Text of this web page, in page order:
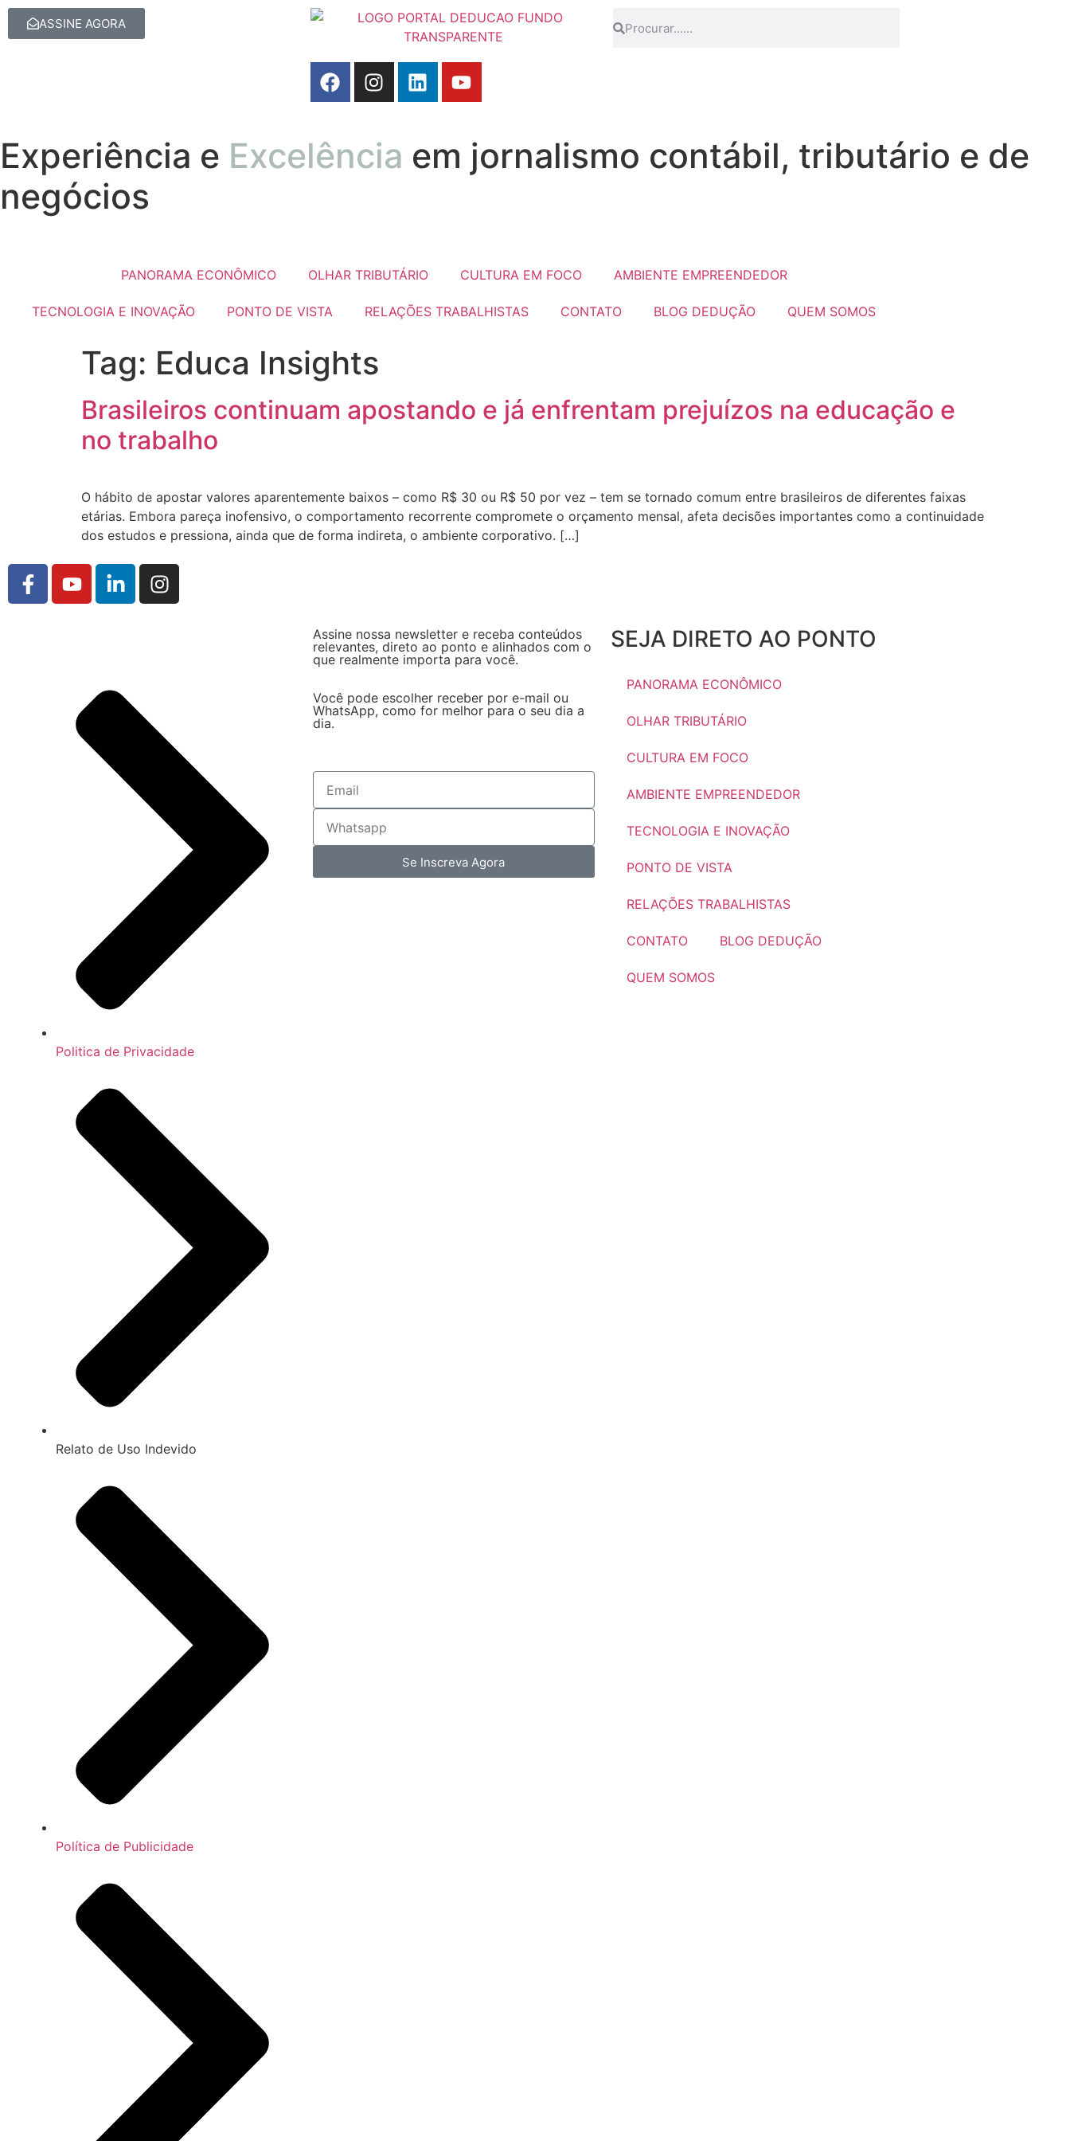
ASSINE AGORA
Experiência e Excelência em jornalismo contábil, tributário e de
negócios
PANORAMA ECONÔMICO OLHAR TRIBUTÁRIO CULTURA EM FOCO AMBIENTE EMPREENDEDOR
TECNOLOGIA E INOVAÇÃO PONTO DE VISTA RELAÇÕES TRABALHISTAS CONTATO BLOG DEDUÇÃO QUEM SOMOS
Tag: Educa Insights
Brasileiros continuam apostando e já enfrentam prejuízos na educação e
no trabalho
O hábito de apostar valores aparentemente baixos – como R$ 30 ou R$ 50 por vez – tem se tornado comum entre brasileiros de diferentes faixas
etárias. Embora pareça inofensivo, o comportamento recorrente compromete o orçamento mensal, afeta decisões importantes como a continuidade
dos estudos e pressiona, ainda que de forma indireta, o ambiente corporativo. […]
Politica de Privacidade
Relato de Uso Indevido
Política de Publicidade
Assine nossa newsletter e receba conteúdos
relevantes, direto ao ponto e alinhados com o
que realmente importa para você.
Você pode escolher receber por e-mail ou
WhatsApp, como for melhor para o seu dia a
dia.
Se Inscreva Agora
SEJA DIRETO AO PONTO
PANORAMA ECONÔMICO
OLHAR TRIBUTÁRIO
CULTURA EM FOCO
AMBIENTE EMPREENDEDOR
TECNOLOGIA E INOVAÇÃO
PONTO DE VISTA
RELAÇÕES TRABALHISTAS
CONTATO BLOG DEDUÇÃO
QUEM SOMOS